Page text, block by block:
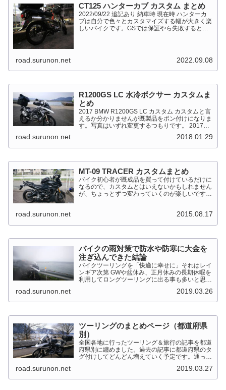
CT125 ハンターカブ カスタム まとめ
2022/09/22 追記あり 納車時 現在時 ハンターカ
ブは自分で色々とカスタマイズする幅が大きく楽
しいバイクです。GSでは保証やら失敗すると高
road.surunon.net 2022.09.08
R1200GS LC 水冷ボクサー カスタムま
とめ
2017 BMW R1200GS LC カスタム カスタムと言
えるか分かりませんが既製品をポン付けになりま
す。写真はいずれ変更するつもりです。 2017
road.surunon.net 2018.01.29
MT-09 TRACER カスタムまとめ
バイク初心者が既成品を買って付けているだけに
なるので、カスタムとはいえないかもしれません
が、ちょっとずつ変わっていくのが楽しいです。
road.surunon.net 2015.08.17
バイクの雨対策で防水や防寒に大金を
注ぎ込んできた結論
バイクツーリングを「快適に幸せに」それはレイ
ンギア次第 GWや盆休み、正月休みの長期休暇を
利用してロングツーリングに出る事も多いと思い
り雨ならまだしも1日２日ずっと降り続ける雨が
あります。「そんな...
road.surunon.net 2019.03.26
ツーリングのまとめページ（都道府県
別）
全国各地に行ったツーリング＆旅行の記事を都道
府県別に纏めました。過去の記事に都道府県のタ
グ付けしてどんどん増えていく予定です。通った
した。 分類ってなかなか難しいですね、能登半
島とか北陸とか、石川...
road.surunon.net 2019.03.27